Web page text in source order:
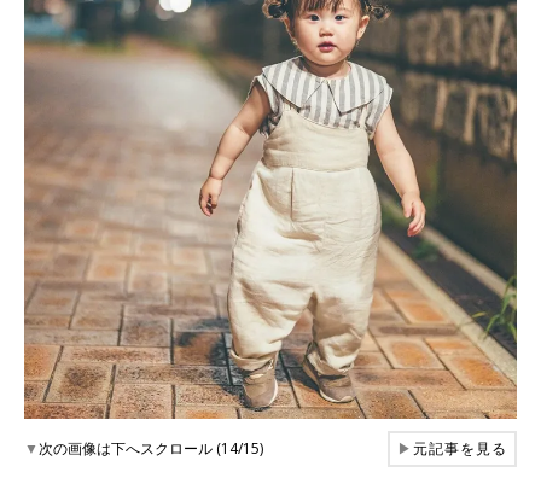
▼次の画像は下へスクロール (14/15) ▶元記事を見る